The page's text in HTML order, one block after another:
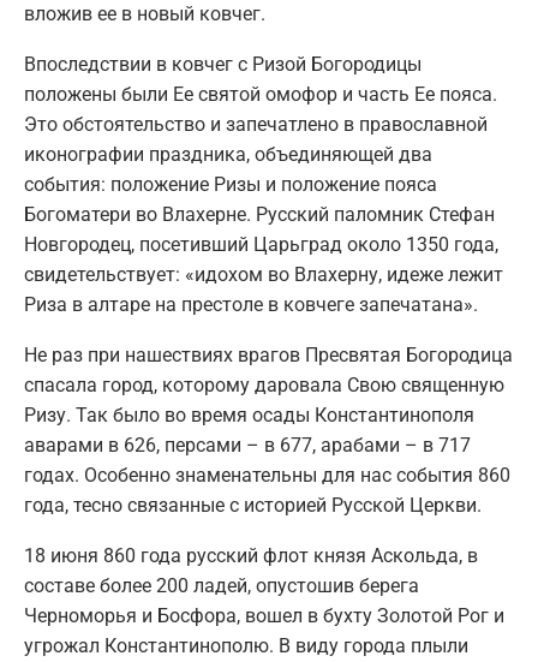
вложив ее в новый ковчег.
Впоследствии в ковчег с Ризой Богородицы
положены были Ее святой омофор и часть Ее пояса.
Это обстоятельство и запечатлено в православной
иконографии праздника, объединяющей два
события: положение Ризы и положение пояса
Богоматери во Влахерне. Русский паломник Стефан
Новгородец, посетивший Царьград около 1350 года,
свидетельствует: «идохом во Влахерну, идеже лежит
Риза в алтаре на престоле в ковчеге запечатана».
Не раз при нашествиях врагов Пресвятая Богородица
спасала город, которому даровала Свою священную
Ризу. Так было во время осады Константинополя
аварами в 626, персами – в 677, арабами – в 717
годах. Особенно знаменательны для нас события 860
года, тесно связанные с историей Русской Церкви.
18 июня 860 года русский флот князя Аскольда, в
составе более 200 ладей, опустошив берега
Черноморья и Босфора, вошел в бухту Золотой Рог и
угрожал Константинополю. В виду города плыли